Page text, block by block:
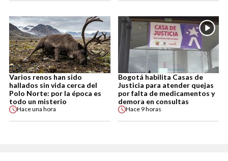
Varios renos han sido
hallados sin vida cerca del
Polo Norte: por la época es
todo un misterio
Haceuna hora
Bogotá habilita Casas de
Justicia para atender quejas
por falta de medicamentos y
demora en consultas
Hace 9 horas